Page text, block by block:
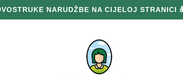
100 g GRATIS ZA SVAKIH POTROŠENIH 100 € 🔥